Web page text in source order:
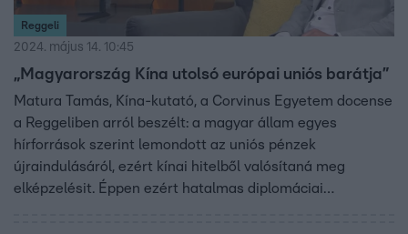
Reggeli
2024. május 14. 10:45
„Magyarország Kína utolsó európai uniós barátja”
Matura Tamás, Kína-kutató, a Corvinus Egyetem docense
a Reggeliben arról beszélt: a magyar állam egyes
hírforrások szerint lemondott az uniós pénzek
újraindulásáról, ezért kínai hitelből valósítaná meg
elképzelésit. Éppen ezért hatalmas diplomáciai